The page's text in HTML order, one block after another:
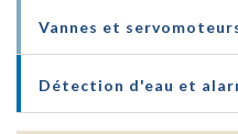
Vannes et
Détection d'eau et